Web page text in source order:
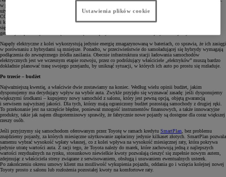
w przyszłości. Hybrydy korzystają z dwóch źródeł napędu – elektrycznego oraz spalinowego oferując swoim
użytkownikom zalety obu tych konstrukcji, takie jak duży zasięg i dobre osiągi oraz niskie spalanie i emisję
CO2. Dodatkowo, są wyposażone w automatyczne skrzynie biegów, które zapewniają cichą, płynną
i komfortową jazdę. Technologia hybrydowa Toyoty jest rozwijana nieprzerwanie od 1997 roku, co przekłada
się na potwierdzoną licznymi niezależnymi testami bezawaryjność konstrukcji, a jej najnowsza, czwarta już
generacja zapewnia jeszcze większe oszczędności przy zachowaniu doskonałej dynamiki jazdy.
Napędy elektryczne z kolei wykorzystują jedynie energię zmagazynowaną w bateriach, co sprawia, że ich zasięgi
w porównaniu z hybrydami są mniejsze. Ponadto, w przeciwieństwie do samoładującej się hybrydy wymagają
podłączenia do zewnętrznego źródła zasilania. Obecnie infrastruktura stacji ładowania samochodów
elektrycznych jest we wczesnym etapie rozwoju, przez co podróżujący właściciele „elektryków” muszą bardzo
dokładnie planować trasę swojego przejazdu, by uniknąć sytuacji, w których ich auto po prostu się rozładuje.
Po trzecie – budżet
Najważniejszą kwestię, a właściwie dwie zostawiamy na koniec. Według wielu opinii budżet, jakim
dysponujemy ma decydujący wpływ na wybór auta. Zwykle przyjęło się wyznawać zasadę: jeśli dysponujemy
większymi środkami – kupujemy nowy samochód z salonu, który jest pewną opcją, objętą gwarancją
i serwisem najwyższej jakości. Dla tych, którzy mają ograniczony budżet pozostają samochody z drugiej ręki.
To przekonanie jest na szczęście błędne, ponieważ mnogość instrumentów finansowych, a także innowacyjne
produkty, takie jak najem długoterminowy sprawiły, że fabrycznie nowe pojazdy są dostępne dla coraz większej
rzeszy osób.
Jeśli przyjrzymy się samochodom oferowanym przez Toyotę w ramach kredytu SmartPlan, bez problemu
znajdziemy pojazdy, za których miesięczne użytkowanie zapłacimy jedynie kilkaset złotych. SmartPlan pozwala
samemu wybrać wysokość wpłaty własnej, co z kolei wpływa na wysokość miesięcznej raty, która pokrywa
jedynie utratę wartości auta. Z racji tego, że Toyota należy do marek, które zachowują jedną z najlepszych
wartości rezydualnych na rynku, stosunkowo niewielkie kwoty pozwalają cieszyć się zupełnie nowym autem,
zdejmując z właściciela stresy związane z serwisowaniem, obsługą i usuwaniem ewentualnych usterek.
Po zakończeniu okresu umowy klient ma możliwość wykupienia pojazdu, oddania go i wzięcia kolejnej nowej
Toyoty prosto z salonu lub rozłożenia pozostałej kwoty na komfortowe raty.
Ustawienia plików cookie